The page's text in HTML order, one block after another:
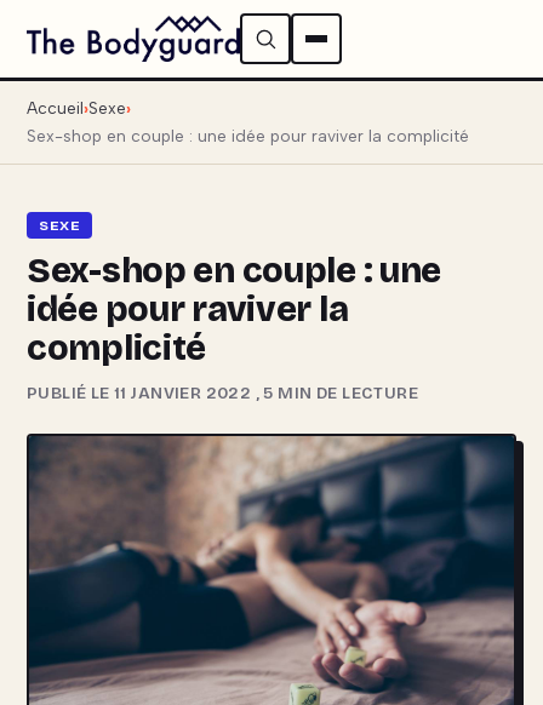
Accueil Sexe
Sex-shop en couple : une idée pour raviver la complicité
SEXE
Sex-shop en couple : une
idée pour raviver la
complicité
PUBLIÉ LE 11 JANVIER 2022 , 5 MIN DE LECTURE